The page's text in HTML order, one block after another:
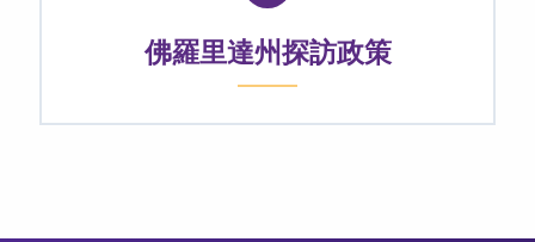
佛羅里達州探訪政策